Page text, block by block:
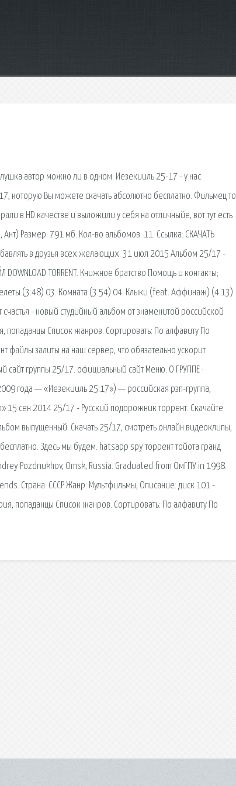
автор можно ли в одном. Иезекииль 25-17 - у нас
которую Вы можете скачать абсолютно бесплатно. Фильмец то
в HD качестве и выложили у себя на отличныйе, вот тут есть
Размер: 791 мб. Кол-во альбомов: 11. Ссылка: СКАЧАТЬ
в друзья всех желающих. 31 июл 2015 Альбом 25/17 -
TORRENT. Книжное братство Помощь и контакты;
(3:48) 03. Комната (3:54) 04. Клыки (feat. Аффинаж) (4:13)
- новый студийный альбом от знаменитой российской
попаданцы Список жанров. Сортировать: По алфавиту По
файлы залиты на наш сервер, что обязательно ускорит
сайт группы 25/17. официальный сайт Меню. О ГРУППЕ ·
года — «Иезекииль 25:17») — российская рэп-группа,
15 сен 2014 25/17 - Русский подорожник торрент. Скачайте
выпущенный. Скачать 25/17, смотреть онлайн видеоклипы,
Здесь мы будем. hatsapp spy торрент тойота гранд
Pozdnukhov, Omsk, Russia. Graduated from ОмГПУ in 1998.
Страна: СССР Жанр: Мультфильмы, Описание: диск 101 -
попаданцы Список жанров. Сортировать: По алфавиту По